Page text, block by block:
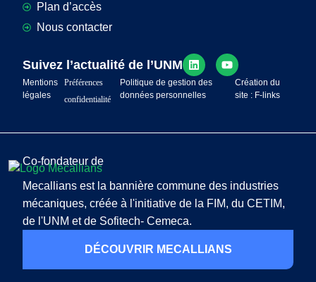
Plan d’accès
Nous contacter
Suivez l’actualité de l’UNM
Mentions
légales
Préférences
confidentialité
Politique de gestion des
données personnelles
Création du
site : F-links
Co-fondateur de
Mecallians est la bannière commune des industries
mécaniques, créée à l'initiative de la FIM, du CETIM,
de l'UNM et de Sofitech- Cemeca.
DÉCOUVRIR MECALLIANS